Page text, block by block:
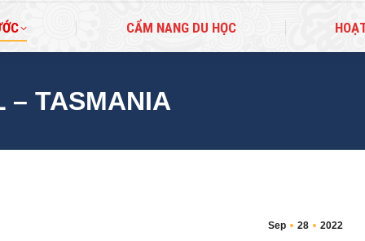
CẨM NANG DU HỌC
– TASMANIA
Sep 28 2022